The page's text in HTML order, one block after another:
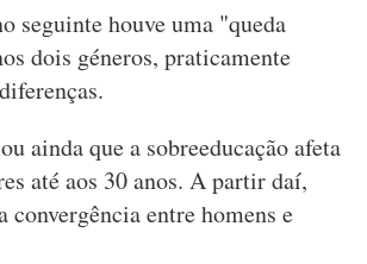
seguinte houve uma "queda
dois géneros, praticamente
ainda que a sobreeducação afeta
até aos 30 anos. A partir daí,
convergência entre homens e